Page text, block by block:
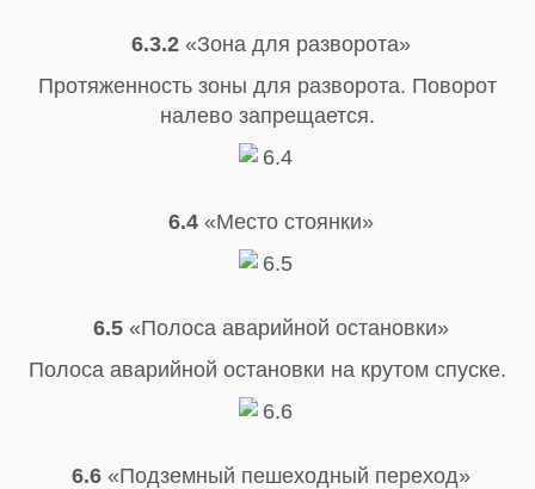
6.3.2«Зона для разворота»
Протяженность зоны для разворота. Поворот
налево запрещается.
6.4«Место стоянки»
6.5«Полоса аварийной остановки»
Полоса аварийной остановки на крутом спуске.
6.6«Подземный пешеходный переход»